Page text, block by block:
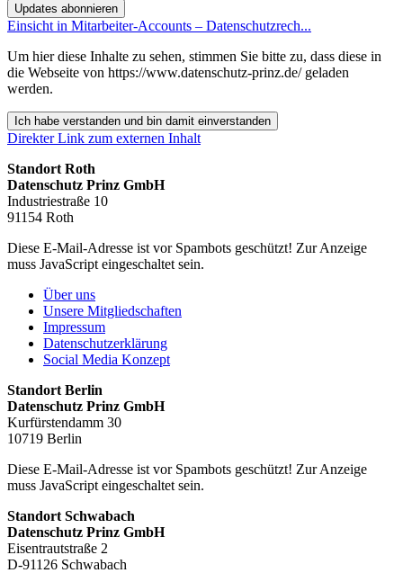
Updates abonnieren
Einsicht in Mitarbeiter-Accounts – Datenschutzrech...
Um hier diese Inhalte zu sehen, stimmen Sie bitte zu, dass diese in
die Webseite von https://www.datenschutz-prinz.de/ geladen
werden.
Ich habe verstanden und bin damit einverstanden
Direkter Link zum externen Inhalt
Standort Roth
Datenschutz Prinz GmbH
Industriestraße 10
91154 Roth
Diese E-Mail-Adresse ist vor Spambots geschützt! Zur Anzeige
muss JavaScript eingeschaltet sein.
Über uns
Unsere Mitgliedschaften
Impressum
Datenschutzerklärung
Social Media Konzept
Standort Berlin
Datenschutz Prinz GmbH
Kurfürstendamm 30
10719 Berlin
Diese E-Mail-Adresse ist vor Spambots geschützt! Zur Anzeige
muss JavaScript eingeschaltet sein.
Standort Schwabach
Datenschutz Prinz GmbH
Eisentrautstraße 2
D-91126 Schwabach